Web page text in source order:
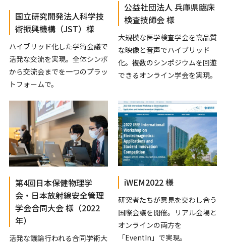
国立研究開発法人科学技
術振興機構（JST）様
ハイブリッド化した学術会議で
活発な交流を実現。全体シンポ
から交流会までを一つのプラッ
トフォームで。
公益社団法人 兵庫県臨床
検査技師会 様
大規模な医学検査学会を高品質
な映像と音声でハイブリッド
化。複数のシンポジウムを回遊
できるオンライン学会を実現。
第4回日本保健物理学
会・日本放射線安全管理
学会合同大会 様（2022
年）
活発な議論行われる合同学術大
iWEM2022 様
研究者たちが意見を交わし合う
国際会議を開催。リアル会場と
オンラインの両方を
「EventIn」で実現。